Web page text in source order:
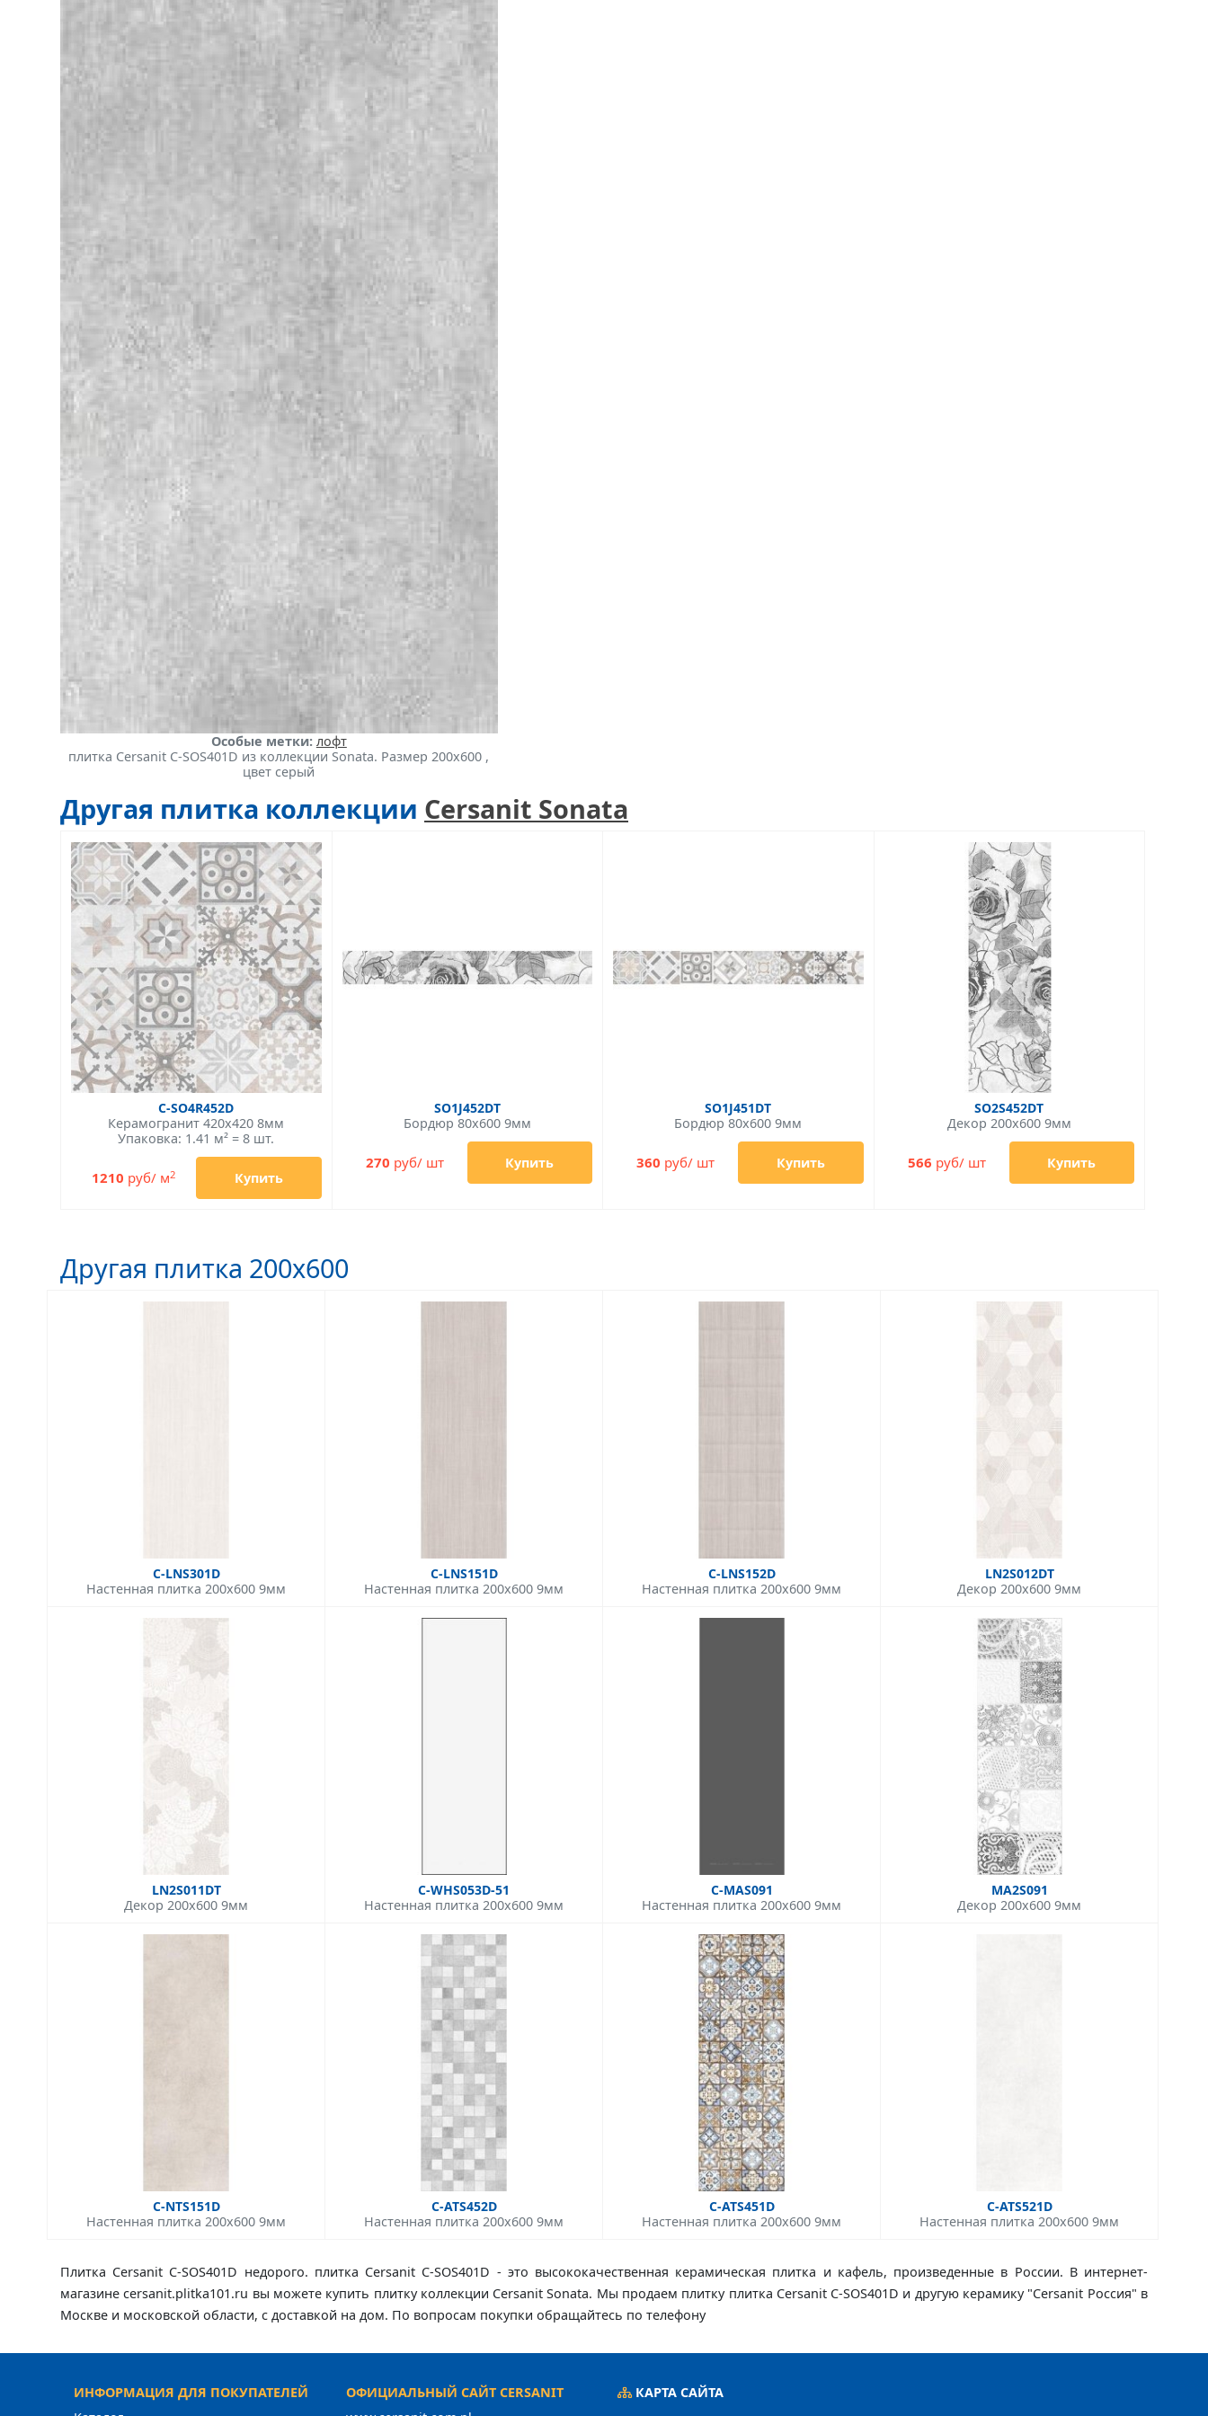
Особые метки: лофт
плитка Cersanit C-SOS401D из коллекции Sonata. Размер 200x600 ,
цвет серый
Другая плитка коллекции Cersanit Sonata
C-SO4R452D
Керамогранит 420x420 8мм
Упаковка: 1.41 м² = 8 шт.
1210 руб/ м2 Купить
SO1J452DT
Бордюр 80x600 9мм
270 руб/ шт Купить
SO1J451DT
Бордюр 80x600 9мм
360 руб/ шт Купить
SO2S452DT
Декор 200x600 9мм
566 руб/ шт Купить
Другая плитка 200x600
C-LNS301D
Настенная плитка 200x600 9мм
C-LNS151D
Настенная плитка 200x600 9мм
C-LNS152D
Настенная плитка 200x600 9мм
LN2S012DT
Декор 200x600 9мм
LN2S011DT
Декор 200x600 9мм
C-WHS053D-51
Настенная плитка 200x600 9мм
C-MAS091
Настенная плитка 200x600 9мм
MA2S091
Декор 200x600 9мм
C-NTS151D
Настенная плитка 200x600 9мм
C-ATS452D
Настенная плитка 200x600 9мм
C-ATS451D
Настенная плитка 200x600 9мм
C-ATS521D
Настенная плитка 200x600 9мм
Плитка Cersanit C-SOS401D недорого. плитка Cersanit C-SOS401D - это высококачественная керамическая плитка и кафель, произведенные в России. В интернет-
магазине cersanit.plitka101.ru вы можете купить плитку коллекции Cersanit Sonata. Мы продаем плитку плитка Cersanit C-SOS401D и другую керамику "Cersanit Россия" в
Москве и московской области, с доставкой на дом. По вопросам покупки обращайтесь по телефону
ИНФОРМАЦИЯ ДЛЯ ПОКУПАТЕЛЕЙ
ОФИЦИАЛЬНЫЙ САЙТ CERSANIT
КАРТА САЙТА